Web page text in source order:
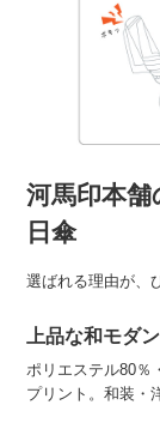
河馬印本
日傘
選ばれる理由が、
上品な和モダ
ポリエステル80％
プリント。和装・